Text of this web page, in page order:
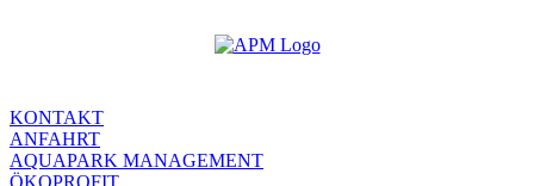
KONTAKT
ANFAHRT
AQUAPARK MANAGEMENT
ÖKOPROFIT